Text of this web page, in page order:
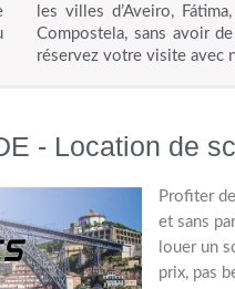
les villes d’Aveiro,
Compostela, sans avoir
réservez votre visite avec
- Location de
Profiter
et sans
louer un
prix, pas